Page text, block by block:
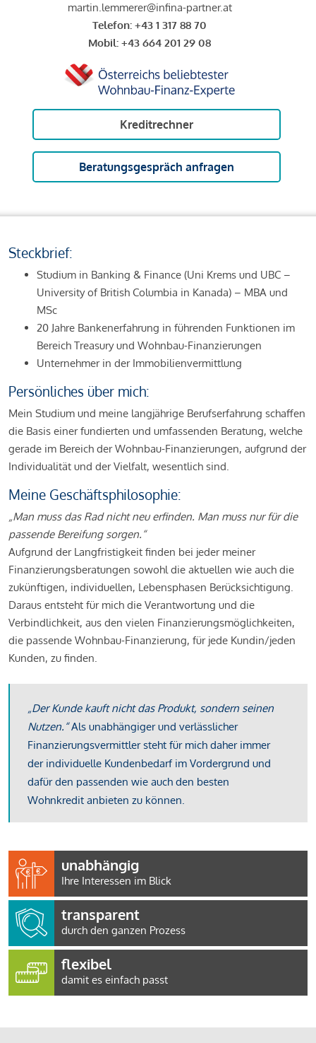
martin.lemmerer@infina-partner.at
Telefon: +43 1 317 88 70
Mobil: +43 664 201 29 08
Kreditrechner
Beratungsgespräch anfragen
Steckbrief:
Studium in Banking & Finance (Uni Krems und UBC –
University of British Columbia in Kanada) – MBA und
MSc
20 Jahre Bankenerfahrung in führenden Funktionen im
Bereich Treasury und Wohnbau-Finanzierungen
Unternehmer in der Immobilienvermittlung
Persönliches über mich:
Mein Studium und meine langjährige Berufserfahrung schaffen
die Basis einer fundierten und umfassenden Beratung, welche
gerade im Bereich der Wohnbau-Finanzierungen, aufgrund der
Individualität und der Vielfalt, wesentlich sind.
Meine Geschäftsphilosophie:
„Man muss das Rad nicht neu erfinden. Man muss nur für die
passende Bereifung sorgen.“
Aufgrund der Langfristigkeit finden bei jeder meiner
Finanzierungsberatungen sowohl die aktuellen wie auch die
zukünftigen, individuellen, Lebensphasen Berücksichtigung.
Daraus entsteht für mich die Verantwortung und die
Verbindlichkeit, aus den vielen Finanzierungsmöglichkeiten,
die passende Wohnbau-Finanzierung, für jede Kundin/jeden
Kunden, zu finden.
„Der Kunde kauft nicht das Produkt, sondern seinen
Nutzen.“Als unabhängiger und verlässlicher
Finanzierungsvermittler steht für mich daher immer
der individuelle Kundenbedarf im Vordergrund und
dafür den passenden wie auch den besten
Wohnkredit anbieten zu können.
unabhängig
Ihre Interessen im Blick
transparent
durch den ganzen Prozess
flexibel
damit es einfach passt